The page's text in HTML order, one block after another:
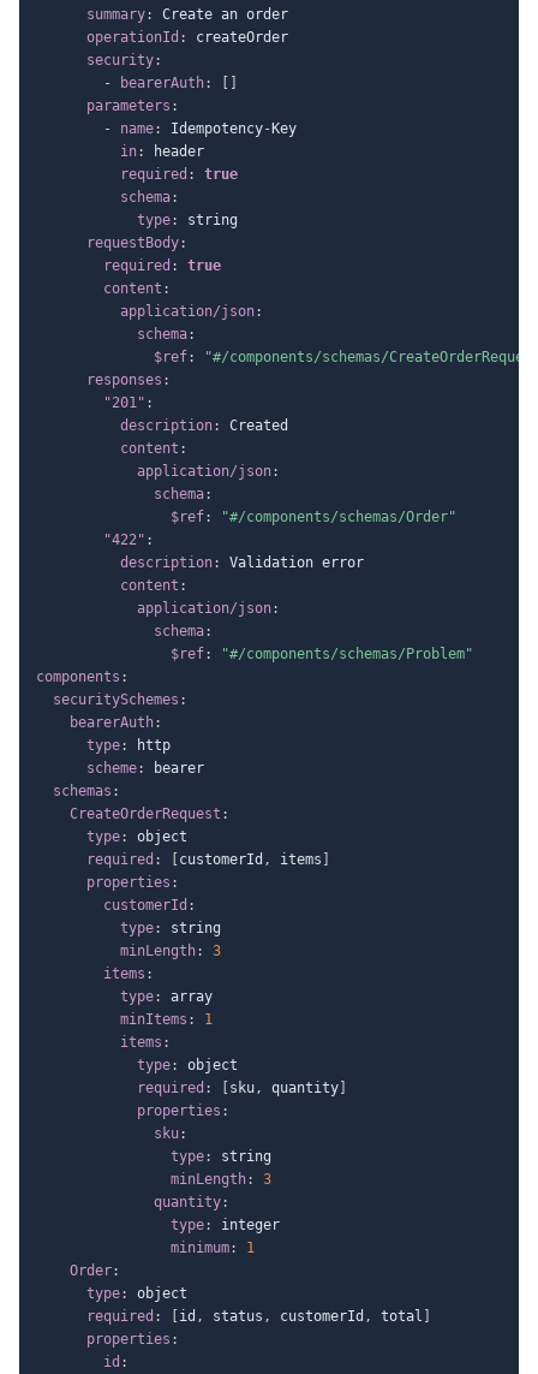
summary:
Create an order
operationId :
createOrder
security:
-
bearerAuth:
parameters :
-
name: Idempotency- Key
in:
header
required :
true
schema:
type:
string
requestBody:
required :
true
content :
application/json:
schema:
$ref:
"#/components/schemas/
responses :
"201" :
description:
Created
content :
application/json:
schema:
$ref:
"#/components/schemas/Order"
"422" :
description:
Validation error
content :
application/json:
schema:
$ref:
"#/components/schemas/Problem"
components :
securitySchemes :
bearerAuth:
type:
http
scheme:
bearer
schemas :
CreateOrderRequest :
type:
object
required : customerId , items
properties :
customerId :
type:
string
minLength:
3
items :
type:
array
minItems :
1
items :
type:
object
required : sku, quantity
properties :
sku:
type:
string
minLength:
3
quantity:
type:
integer
minimum:
1
Order:
type:
object
required : id , status , customerId , total
properties :
id :